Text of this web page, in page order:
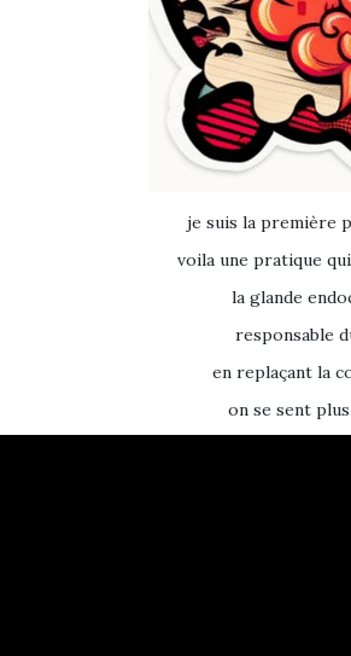
je suis la première
voila une pratique
la glande
responsable
en replaçant la
on se sent